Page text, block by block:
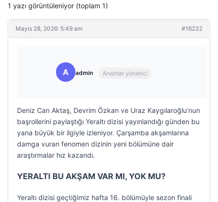
1 yazı görüntüleniyor (toplam 1)
Mayıs 28, 2026: 5:49 am #16232
A admin Anahtar yönetici
Deniz Can Aktaş, Devrim Özkan ve Uraz Kaygılaroğlu’nun
başrollerini paylaştığı Yeraltı dizisi yayınlandığı günden bu
yana büyük bir ilgiyle izleniyor. Çarşamba akşamlarına
damga vuran fenomen dizinin yeni bölümüne dair
araştırmalar hız kazandı.
YERALTI BU AKŞAM VAR MI, YOK MU?
Yeraltı dizisi geçtiğimiz hafta 16. bölümüyle sezon finali